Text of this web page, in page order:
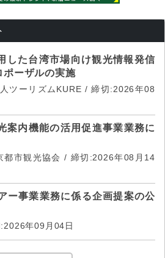
した台湾市場向け観光情報発信
ポーザルの実施
ツーリズムKURE / 締切:2026年08
案内機能の活用促進事業業務に
都市観光協会 / 締切:2026年08月14
ー事業業務に係る企画提案の公
年09月04日